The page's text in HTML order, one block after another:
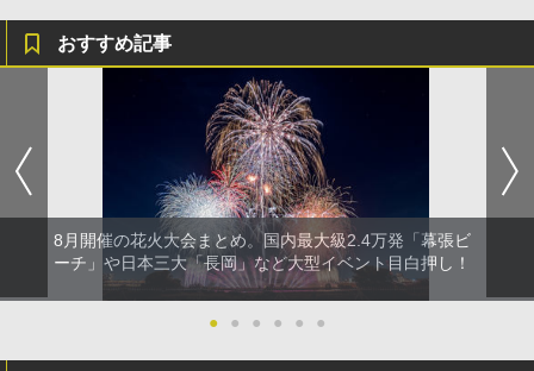
おすすめ記事
8月開催の花火大会まとめ。国内最大級2.4万発「幕張ビ
ーチ」や日本三大「長岡」など大型イベント目白押し！
● ● ● ● ● ●